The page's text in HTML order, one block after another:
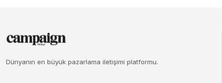
Dünyanın en büyük pazarlama iletişimi platformu.